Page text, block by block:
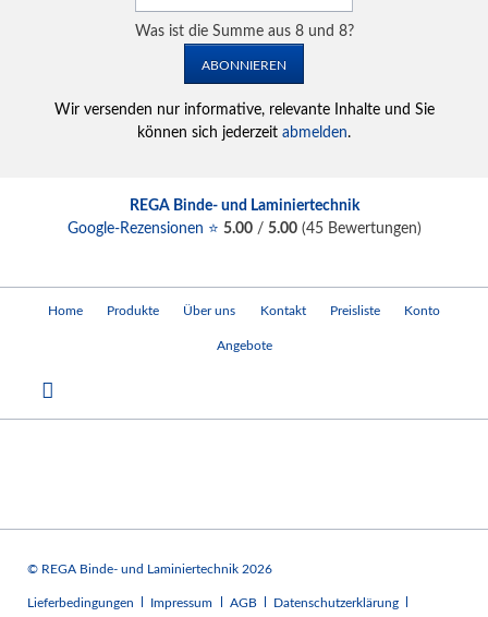
Was ist die Summe aus 8 und 8?
ABONNIEREN
Wir versenden nur informative, relevante Inhalte und Sie
können sich jederzeit abmelden.
Home Produkte Über uns Kontakt Preisliste Konto
Angebote
REGA Binde- und Laminiertechnik
Google-Rezensionen ⭐ 5.00/ 5.00(45Bewertungen)
© REGA Binde- und Laminiertechnik 2026
Navigation
Lieferbedingungen Impressum AGB
Datenschutzerklärung